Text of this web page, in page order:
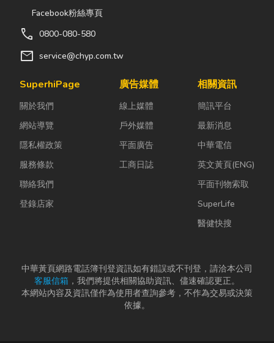
情味與飲食文
庭聚餐、朋友
聚會、公司聚
團體用餐，都
又充滿在地特
色的...
用桌機湊合。
機無法應付高
續震動...
辦公室空間設
司賺錢的戰
略！真正厲
害...
Facebook粉絲專頁
call 0800-080-580
mail service@chyp.com.tw
SuperhiPage
關於我們
網站導覽
隱私權政策
服務條款
聯絡我們
登錄店家
廣告媒體
線上媒體
戶外媒體
平面廣告
工商日誌
相關資訊
簡訊平台
最新消息
中華電信
英文黃頁(ENG)
平面刊物索取
SuperLife
醫健快搜
中華黃頁網路電話簿刊登資訊如有錯誤或不刊登，請洽本公司
客服信箱 ，我們將提供相關協助資訊、儘速確認更正。
本網站內容及資訊僅作為使用者查詢參考，不作為交易或決策
依據。